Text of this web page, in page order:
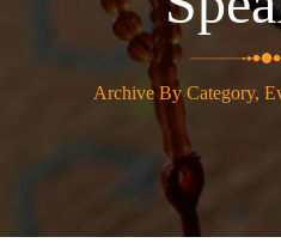
Archive By Category,